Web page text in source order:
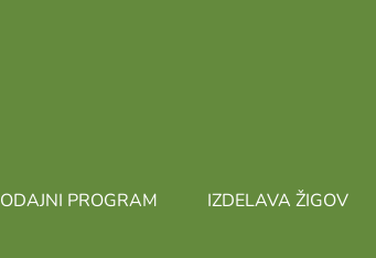
PROGRAM IZDELAVA ŽIGOV